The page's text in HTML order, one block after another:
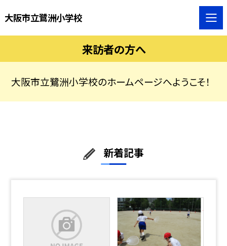
大阪市立鷺洲小学校
来訪者の方へ
大阪市立鷺洲小学校のホームページへようこそ！
新着記事